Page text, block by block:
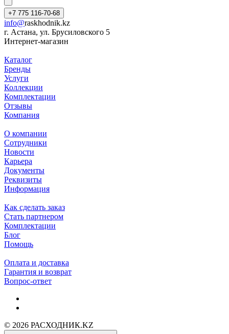
+7 775 116-70-68
info@raskhodnik.kz
г. Астана, ул. Брусиловского 5
Интернет-магазин
Каталог
Бренды
Услуги
Коллекции
Комплектации
Отзывы
Компания
О компании
Сотрудники
Новости
Карьера
Документы
Реквизиты
Информация
Как сделать заказ
Стать партнером
Комплектации
Блог
Помощь
Оплата и доставка
Гарантия и возврат
Вопрос-ответ
© 2026 РАСХОДНИК.KZ